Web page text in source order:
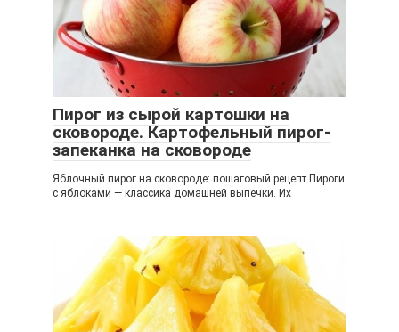
Пирог из сырой картошки на
сковороде. Картофельный пирог-
запеканка на сковороде
Яблочный пирог на сковороде: пошаговый рецепт Пироги
с яблоками — классика домашней выпечки. Их